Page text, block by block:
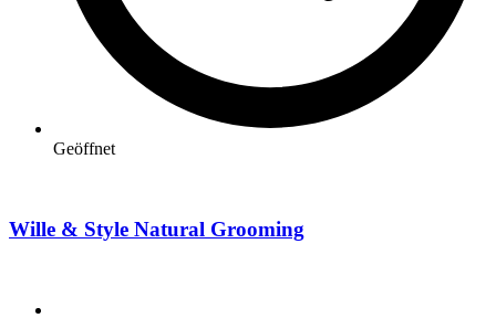
Geöffnet
Wille & Style Natural Grooming